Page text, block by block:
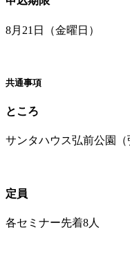
8月21日（金曜日）
共通事項
ところ
サンタハウス弘前公園（
定員
各セミナー先着8人